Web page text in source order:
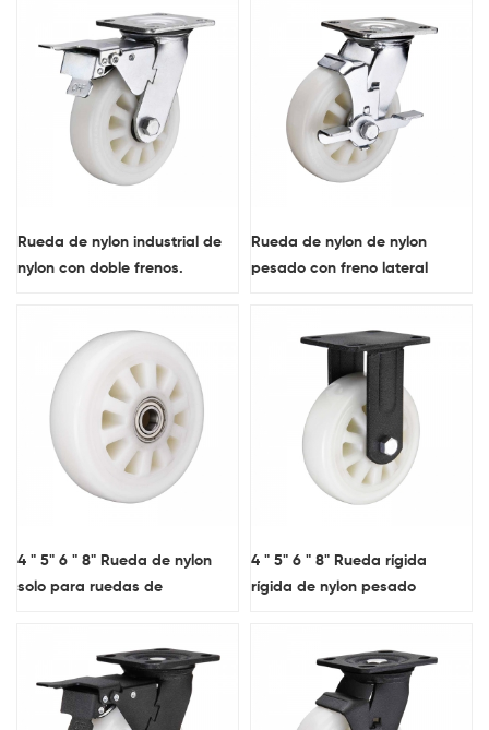
Rueda de nylon industrial de
nylon con doble frenos.
Rueda de nylon de nylon
pesado con freno lateral
4 " 5" 6 " 8" Rueda de nylon
solo para ruedas de
4 " 5" 6 " 8" Rueda rígida
rígida de nylon pesado